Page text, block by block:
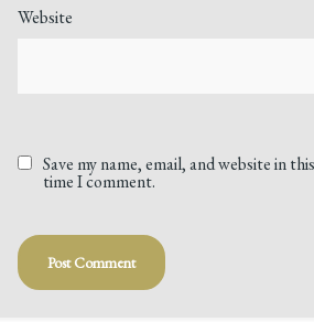
Website
Save my name, email, and website in
time I comment.